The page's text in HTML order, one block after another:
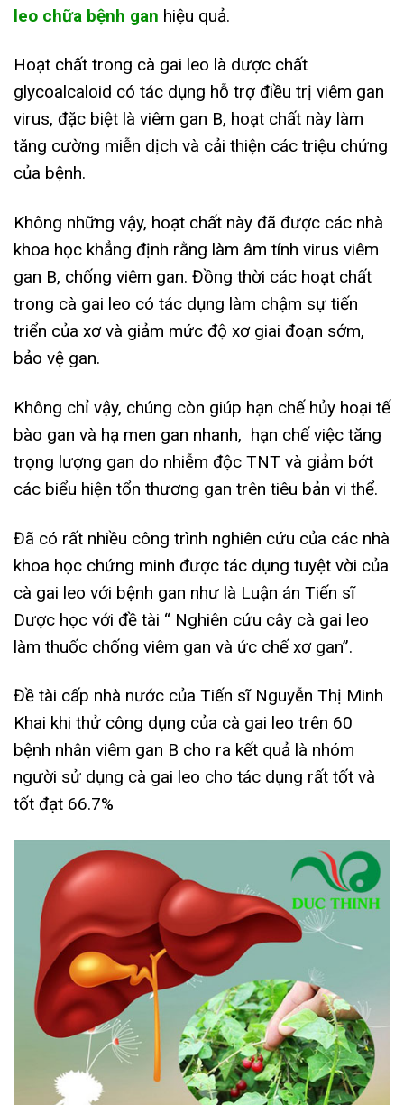
leo chữa bệnh gan hiệu quả.
Hoạt chất trong cà gai leo là dược chất
glycoalcaloid có tác dụng hỗ trợ điều trị viêm gan
virus, đặc biệt là viêm gan B, hoạt chất này làm
tăng cường miễn dịch và cải thiện các triệu chứng
của bệnh.
Không những vậy, hoạt chất này đã được các nhà
khoa học khẳng định rằng làm âm tính virus viêm
gan B, chống viêm gan. Đồng thời các hoạt chất
trong cà gai leo có tác dụng làm chậm sự tiến
triển của xơ và giảm mức độ xơ giai đoạn sớm,
bảo vệ gan.
Không chỉ vậy, chúng còn giúp hạn chế hủy hoại tế
bào gan và hạ men gan nhanh, hạn chế việc tăng
trọng lượng gan do nhiễm độc TNT và giảm bớt
các biểu hiện tổn thương gan trên tiêu bản vi thể.
Đã có rất nhiều công trình nghiên cứu của các nhà
khoa học chứng minh được tác dụng tuyệt vời của
cà gai leo với bệnh gan như là Luận án Tiến sĩ
Dược học với đề tài “ Nghiên cứu cây cà gai leo
làm thuốc chống viêm gan và ức chế xơ gan”.
Đề tài cấp nhà nước của Tiến sĩ Nguyễn Thị Minh
Khai khi thử công dụng của cà gai leo trên 60
bệnh nhân viêm gan B cho ra kết quả là nhóm
người sử dụng cà gai leo cho tác dụng rất tốt và
tốt đạt 66.7%